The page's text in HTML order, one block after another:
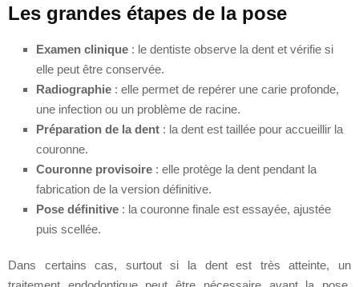
Les grandes étapes de la pose
Examen clinique : le dentiste observe la dent et vérifie si
elle peut être conservée.
Radiographie : elle permet de repérer une carie profonde,
une infection ou un problème de racine.
Préparation de la dent : la dent est taillée pour accueillir la
couronne.
Couronne provisoire : elle protège la dent pendant la
fabrication de la version définitive.
Pose définitive : la couronne finale est essayée, ajustée
puis scellée.
Dans certains cas, surtout si la dent est très atteinte, un